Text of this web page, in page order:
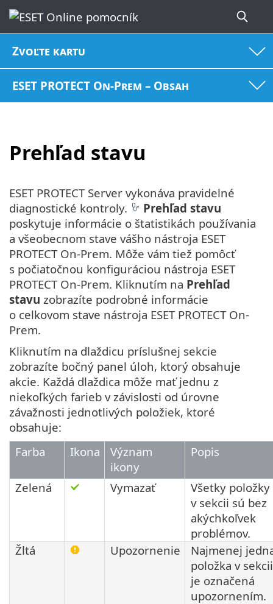
Zvoľte kartu
ESET PROTECT On-Prem – Obsah
Prehľad stavu
ESET PROTECT Server vykonáva pravidelné
diagnostické kontroly.
Prehľad stavu
poskytuje informácie o štatistikách používania
a všeobecnom stave vášho nástroja ESET
PROTECT On-Prem. Môže vám tiež pomôcť
s počiatočnou konfiguráciou nástroja ESET
PROTECT On-Prem. Kliknutím na Prehľad
stavu zobrazíte podrobné informácie
o celkovom stave nástroja ESET PROTECT On-
Prem.
Kliknutím na dlaždicu príslušnej sekcie
zobrazíte bočný panel úloh, ktorý obsahuje
akcie. Každá dlaždica môže mať jednu z
niekoľkých farieb v závislosti od úrovne
závažnosti jednotlivých položiek, ktoré
obsahuje:
Farba
Ikona
Význam
ikony
Popis
Zelená Vymazať
Všetky položky
v sekcii sú bez
akýchkoľvek
problémov.
Žltá
Upozornenie
Najmenej
položka v sekcii
je označená
upozornením.